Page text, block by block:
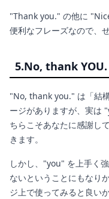
"Thank you." の他に
便利なフレーズなので、
5.No, thank YOU.
"No, thank you." は「結
ージがありますが、実は
ちらこそあなたに感謝し
きます。
しかし、"you" を上手く
ないということにもなり
ジ上で使ってみると良い